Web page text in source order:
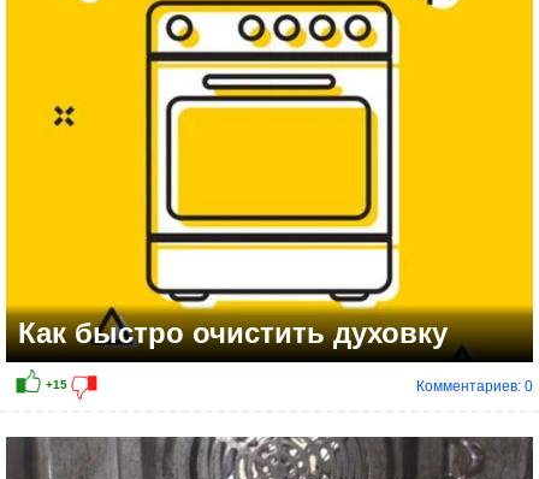
Как быстро очистить духовку
Комментариев: 0